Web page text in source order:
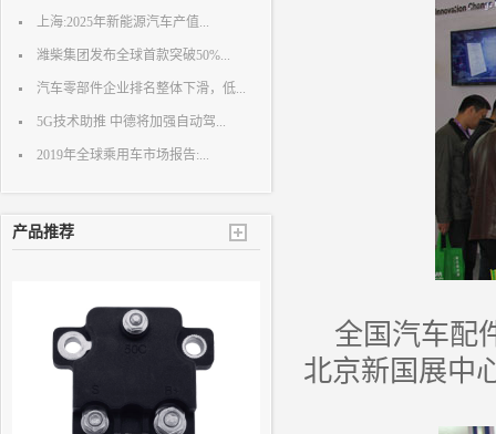
上海:2025年新能源汽车产值...
潍柴集团发布全球首款突破50%...
汽车零部件企业排名整体下滑，低...
5G技术助推 中德将加强自动驾...
2019年全球乘用车市场报告:...
产品推荐
全国汽车配
北京新国展中